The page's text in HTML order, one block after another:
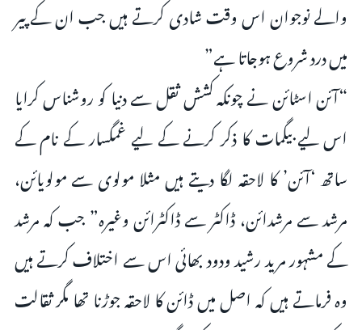
والے نوجوان اس وقت شادی کرتے ہیں جب ان کے پیر
میں درد شروع ہوجاتا ہے”
“آئن اسٹائن نے چونکہ کشش ثقل سے دنیا کو روشناس کرایا
اس لیے بیگمات کا ذکر کرنے کے لیے غمگسار کے نام کے
ساتھ ‘آئن’ کا لاحقہ لگا دیتے ہیں مثلا مولوی سے مولویائن،
مرشد سے مرشدائن، ڈاکٹر سے ڈاکٹرائن وغیرہ” جب کہ مرشد
کے مشہور مرید رشید ودود بھائی اس سے اختلاف کرتے ہیں
وہ فرماتے ہیں کہ اصل میں ڈائن کا لاحقہ جوڑنا تھا مگر ثقالت